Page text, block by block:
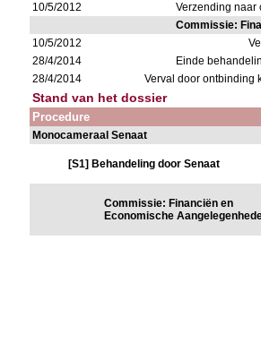
10/5/2012
Verzending naar
Commissie:
10/5/2012
28/4/2014
Einde
28/4/2014
Verval door ontbinding
Stand van het dossier
Procedure
Monocameraal Senaat
[S1] Behandeling door Senaat
Commissie: Financiën en
Economische